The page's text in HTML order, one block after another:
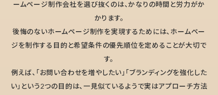
ームページ制作会社を選び抜くのは、かなりの時間と労力がか
かります。
後悔のないホームページ制作を実現するためには、ホームペー
ジを制作する目的と希望条件の優先順位を定めることが大切で
す。
例えば、「お問い合わせを増やしたい」「ブランディングを強化した
い」という2つの目的は、一見似ているようで実はアプローチ方法